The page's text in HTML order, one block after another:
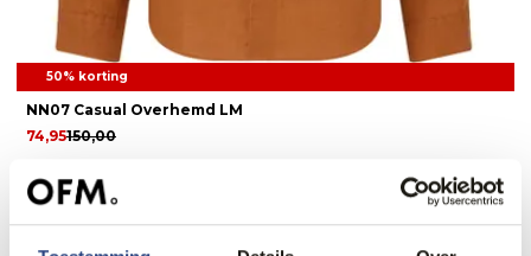
50% korting
NN07 Casual Overhemd LM
150,00
74,95
1 ... 3 4 5